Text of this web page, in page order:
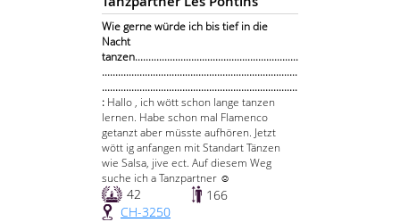
Wie gerne würde ich bis tief in die
Nacht
tanzen.............................................................
.........................................................................
.........................................................................
: Hallo , ich wött schon lange tanzen
lernen. Habe schon mal Flamenco
getanzt aber müsste aufhören. Jetzt
wött ig anfangen mit Standart Tänzen
wie Salsa, jive ect. Auf diesem Weg
suche ich a Tanzpartner ☺️
42
166
CH-3250